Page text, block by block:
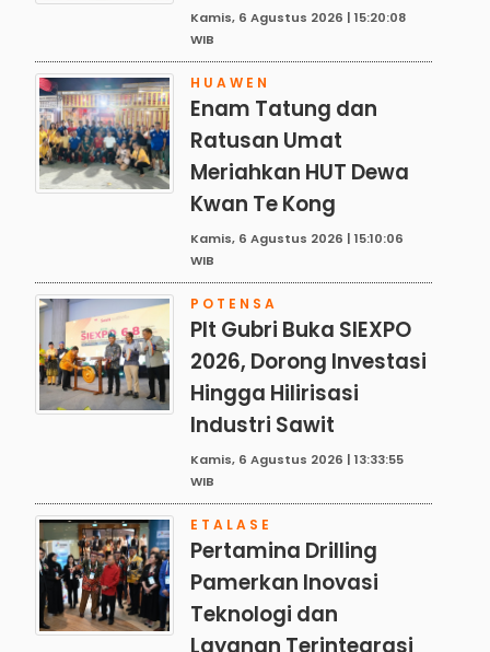
Kamis, 6 Agustus 2026 | 15:20:08
WIB
HUAWEN
Enam Tatung dan
Ratusan Umat
Meriahkan HUT Dewa
Kwan Te Kong
Kamis, 6 Agustus 2026 | 15:10:06
WIB
POTENSA
Plt Gubri Buka SIEXPO
2026, Dorong Investasi
Hingga Hilirisasi
Industri Sawit
Kamis, 6 Agustus 2026 | 13:33:55
WIB
ETALASE
Pertamina Drilling
Pamerkan Inovasi
Teknologi dan